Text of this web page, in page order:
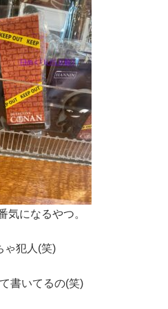
気になるやつ。
ゃ犯人(笑)
書いてるの(笑)